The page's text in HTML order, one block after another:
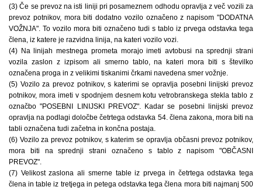
(3) Če se prevoz na isti liniji pri posameznem odhodu opravlja z več vozili za
prevoz potnikov, mora biti dodatno vozilo označeno z napisom "DODATNA
VOŽNJA". To vozilo mora biti označeno tudi s tablo iz prvega odstavka tega
člena, iz katere je razvidna linija, na kateri vozilo vozi.
(4) Na linijah mestnega prometa morajo imeti avtobusi na sprednji strani
vozila zaslon z izpisom ali smerno tablo, na kateri mora biti s številko
označena proga in z velikimi tiskanimi črkami navedena smer vožnje.
(5) Vozilo za prevoz potnikov, s katerimi se opravlja posebni linijski prevoz
potnikov, mora imeti v spodnjem desnem kotu vetrobranskega stekla tablo z
označbo "POSEBNI LINIJSKI PREVOZ". Kadar se posebni linijski prevoz
opravlja na podlagi določbe četrtega odstavka 54. člena zakona, mora biti na
tabli označena tudi začetna in končna postaja.
(6) Vozilo za prevoz potnikov, s katerim se opravlja občasni prevoz potnikov,
mora biti na sprednji strani označeno s tablo z napisom "OBČASNI
PREVOZ".
(7) Velikost zaslona ali smerne table iz prvega in četrtega odstavka tega
člena in table iz tretjega in petega odstavka tega člena mora biti najmanj 500